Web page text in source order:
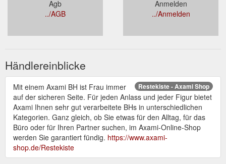
Agb
../AGB
Anmelden
../Anmelden
Händlereinblicke
Restekiste - Axami Shop
Mit einem Axami BH ist Frau immer
auf der sicheren Seite. Für jeden Anlass und jeder Figur bietet
Axami Ihnen sehr gut verarbeitete BHs in unterschiedlichen
Kategorien. Ganz gleich, ob Sie etwas für den Alltag, für das
Büro oder für Ihren Partner suchen, im Axami-Online-Shop
werden Sie garantiert fündig. https://www.axami-
shop.de/Restekiste